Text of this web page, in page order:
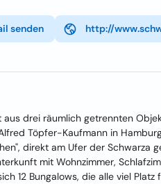
senden http://
drei räumlich getrennten
Töpfer-Kaufmann in
direkt am Ufer der Schwarza
mit Wohnzimmer,
12 Bungalows, die alle viel